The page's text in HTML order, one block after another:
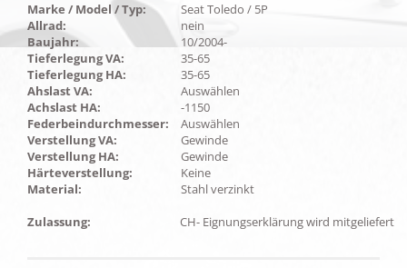
Marke / Model / Typ:
Seat Toledo / 5P
Allrad:
nein
Baujahr:
10/2004-
Tieferlegung VA:
35-65
Tieferlegung HA:
35-65
Ahslast VA:
Auswählen
Achslast HA:
-1150
Federbeindurchmesser:
Auswählen
Verstellung VA:
Gewinde
Verstellung HA:
Gewinde
Härteverstellung:
Keine
Material:
Stahl verzinkt
Zulassung:
CH- Eignungserklärung wird mitgeliefert